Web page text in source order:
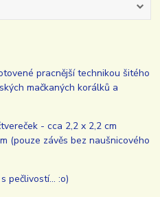
pracnější technikou šitého
mačkaných korálků a
- cca 2,2 x 2,2 cm
(pouze závěs bez naušnicového
pečlivostí... :o)